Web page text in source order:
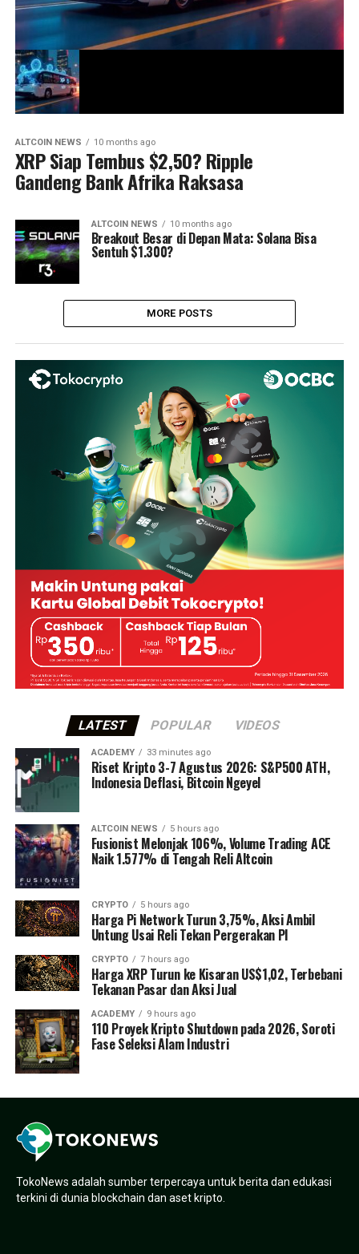
ALTCOIN NEWS 10 months ago
XRP Siap Tembus $2,50? Ripple
Gandeng Bank Afrika Raksasa
ALTCOIN NEWS 10 months ago
Breakout Besar di Depan Mata: Solana Bisa
Sentuh $1.300?
MORE POSTS
LATEST POPULAR VIDEOS
ACADEMY 33 minutes ago
Riset Kripto 3-7 Agustus 2026: S&P500 ATH,
Indonesia Deflasi, Bitcoin Ngeyel
ALTCOIN NEWS 5 hours ago
Fusionist Melonjak 106%, Volume Trading ACE
Naik 1.577% di Tengah Reli Altcoin
CRYPTO 5 hours ago
Harga Pi Network Turun 3,75%, Aksi Ambil
Untung Usai Reli Tekan Pergerakan PI
CRYPTO 7 hours ago
Harga XRP Turun ke Kisaran US$1,02, Terbebani
Tekanan Pasar dan Aksi Jual
ACADEMY 9 hours ago
110 Proyek Kripto Shutdown pada 2026, Soroti
Fase Seleksi Alam Industri
TokoNews adalah sumber terpercaya untuk berita dan edukasi
terkini di dunia blockchain dan aset kripto.